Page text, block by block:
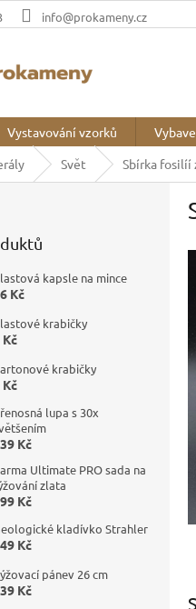
info@prokameny.cz
Vystavování vzorků
Svět Sbírka fosilíí
kapsle na mince
Kč
krabičky
Kč
krabičky
Kč
lupa s 30x
Kč
Ultimate PRO sada na
zlata
Kč
kladívko Strahler
Kč
pánev 26 cm
Kč